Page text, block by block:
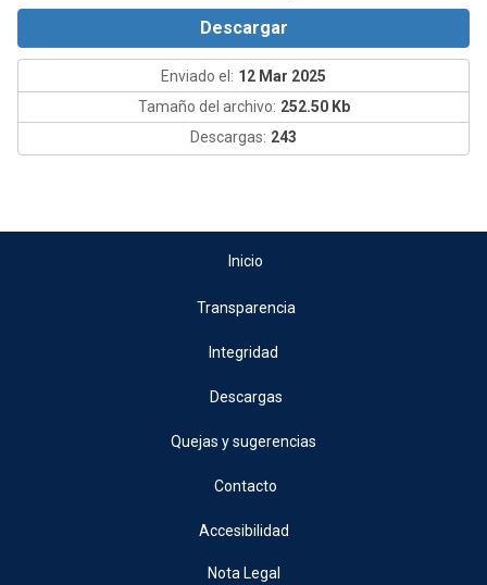
Descargar
Enviado el: 12 Mar 2025
Tamaño del archivo: 252.50 Kb
Descargas: 243
Inicio
Transparencia
Integridad
Descargas
Quejas y sugerencias
Contacto
Accesibilidad
Nota Legal